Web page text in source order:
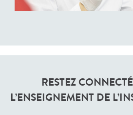
RESTEZ
L’ENSEIGNEMENT DE